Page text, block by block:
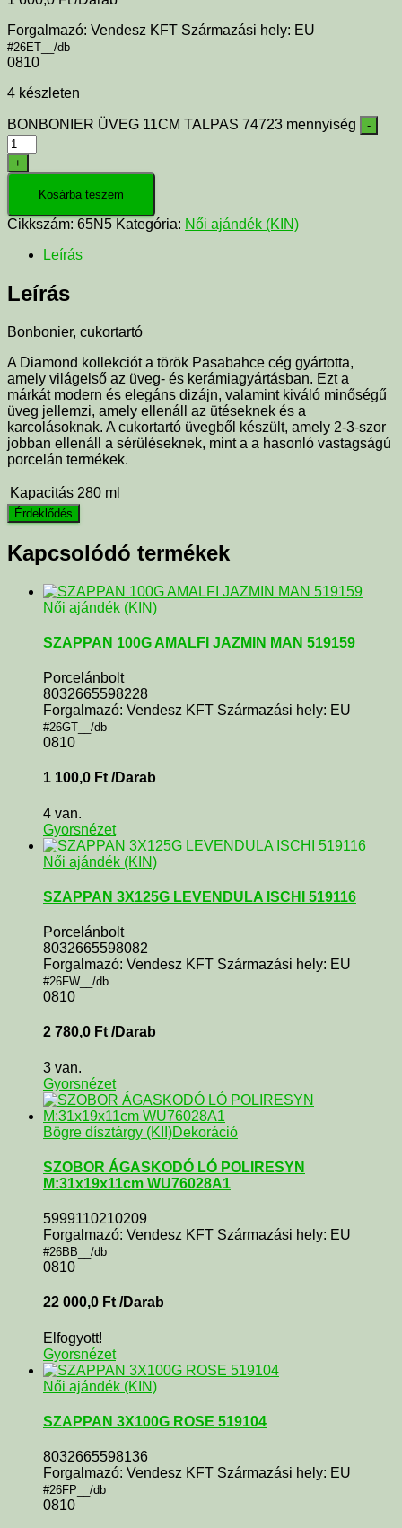
Forgalmazó: Vendesz KFT Származási hely: EU
#26ET__/db
0810
4 készleten
BONBONIER ÜVEG 11CM TALPAS 74723 mennyiség -
+
Kosárba teszem
Cikkszám: 65N5 Kategória: Női ajándék (KIN)
Leírás
Leírás
Bonbonier, cukortartó
A Diamond kollekciót a török Pasabahce cég gyártotta,
amely világelső az üveg- és kerámiagyártásban. Ezt a
márkát modern és elegáns dizájn, valamint kiváló minőségű
üveg jellemzi, amely ellenáll az ütéseknek és a
karcolásoknak. A cukortartó üvegből készült, amely 2-3-szor
jobban ellenáll a sérüléseknek, mint a a hasonló vastagságú
porcelán termékek.
Kapacitás 280 ml
Kapcsolódó termékek
Női ajándék (KIN)
SZAPPAN 100G AMALFI JAZMIN MAN 519159
Porcelánbolt
8032665598228
Forgalmazó: Vendesz KFT Származási hely: EU
#26GT__/db
0810
1 100,0 Ft /Darab
4 van.
Gyorsnézet
Női ajándék (KIN)
SZAPPAN 3X125G LEVENDULA ISCHI 519116
Porcelánbolt
8032665598082
Forgalmazó: Vendesz KFT Származási hely: EU
#26FW__/db
0810
2 780,0 Ft /Darab
3 van.
Gyorsnézet
Bögre dísztárgy (KII)Dekoráció
SZOBOR ÁGASKODÓ LÓ POLIRESYN
M:31x19x11cm WU76028A1
5999110210209
Forgalmazó: Vendesz KFT Származási hely: EU
#26BB__/db
0810
22 000,0 Ft /Darab
Elfogyott!
Gyorsnézet
Női ajándék (KIN)
SZAPPAN 3X100G ROSE 519104
8032665598136
Forgalmazó: Vendesz KFT Származási hely: EU
#26FP__/db
0810